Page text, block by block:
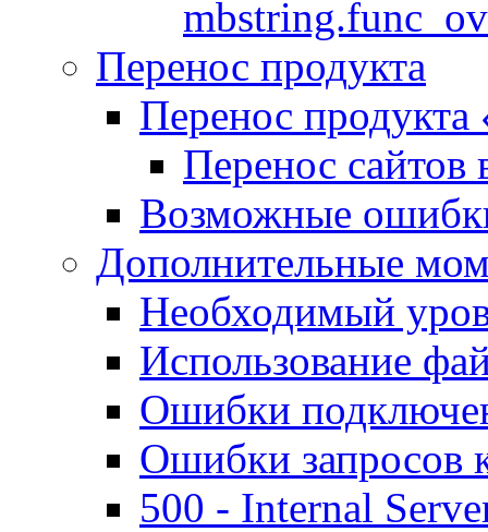
Перенос продукта
Перенос продукта
Перенос сайтов
Возможные
Дополнительные
Необходимый
Использование
Ошибки
Ошибки запросов
500 - Internal